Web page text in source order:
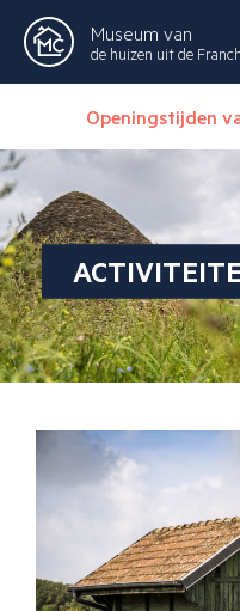
Museum van
de huizen uit de
Openingstijden